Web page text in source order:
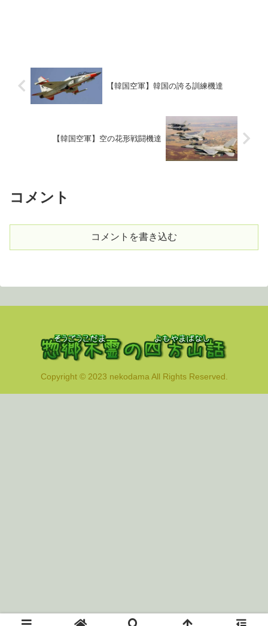
【韓国空軍】韓国の誇る訓練機達
【韓国空軍】空の花形戦闘機達
コメント
コメントを書き込む
Copyright © 2023 nekodama All Rights Reserved.